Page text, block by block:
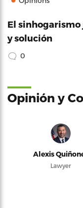
El
y solución
0
Opinión y
Alexis
Lawyer